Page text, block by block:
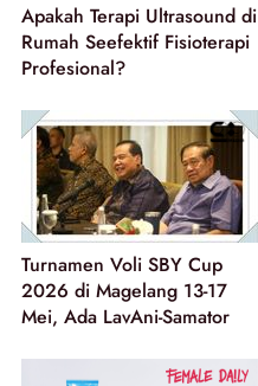
Apakah Terapi Ultrasound di
Rumah Seefektif Fisioterapi
Profesional?
Turnamen Voli SBY Cup
2026 di Magelang 13-17
Mei, Ada LavAni-Samator